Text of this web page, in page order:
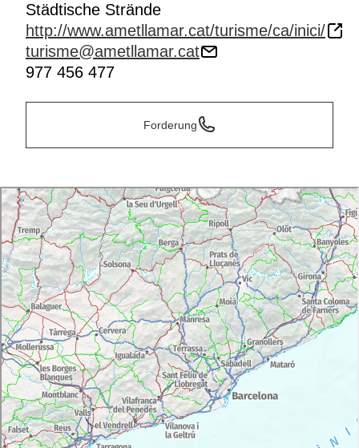
Städtische Strände
http://www.ametllamar.cat/turisme/ca/inici/
turisme@ametllamar.cat
977 456 477
Forderung